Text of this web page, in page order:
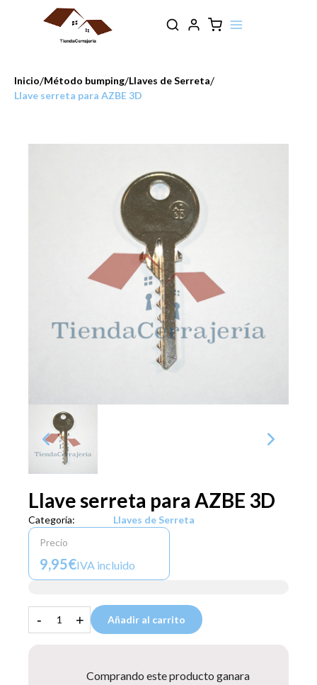
Inicio/Método bumping/Llaves de Serreta/
Llave serreta para AZBE 3D
Llave serreta para AZBE 3D
Categoría:
Llaves de Serreta
Precio
9,95€IVA incluido
- + Añadir al carrito
Comprando este producto ganara